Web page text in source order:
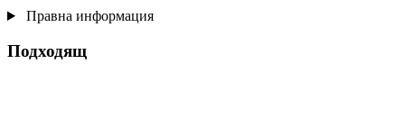
Правна информация
Подходящ